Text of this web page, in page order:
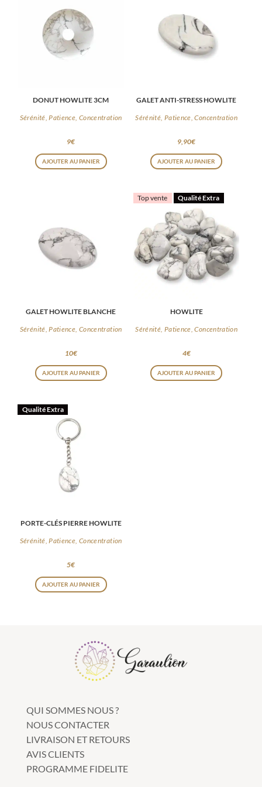
DONUT HOWLITE 3CM
Sérénité, Patience, Concentration
9€
AJOUTER AU PANIER
GALET ANTI-STRESS HOWLITE
Sérénité, Patience, Concentration
9,90€
AJOUTER AU PANIER
GALET HOWLITE BLANCHE
Sérénité, Patience, Concentration
10€
AJOUTER AU PANIER
Top vente Qualité Extra
HOWLITE
Sérénité, Patience, Concentration
4€
AJOUTER AU PANIER
Qualité Extra
PORTE-CLÉS PIERRE HOWLITE
Sérénité, Patience, Concentration
5€
AJOUTER AU PANIER
QUI SOMMES NOUS ?
NOUS CONTACTER
LIVRAISON ET RETOURS
AVIS CLIENTS
PROGRAMME FIDELITE